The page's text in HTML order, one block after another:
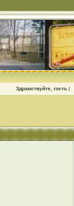
Здравствуйте, гость (